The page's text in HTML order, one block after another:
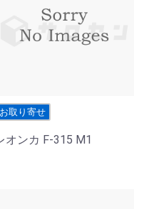
お取り寄せ
オンカ F-315 M1